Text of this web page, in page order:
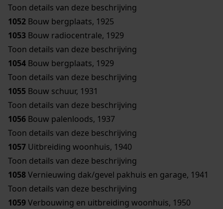
Toon details van deze beschrijving
1052 Bouw bergplaats, 1925
1053 Bouw radiocentrale, 1929
Toon details van deze beschrijving
1054 Bouw bergplaats, 1929
Toon details van deze beschrijving
1055 Bouw schuur, 1931
Toon details van deze beschrijving
1056 Bouw palenloods, 1937
Toon details van deze beschrijving
1057 Uitbreiding woonhuis, 1940
Toon details van deze beschrijving
1058Vernieuwing dak/gevel pakhuis en garage, 1941
Toon details van deze beschrijving
1059Verbouwing en uitbreiding woonhuis, 1950